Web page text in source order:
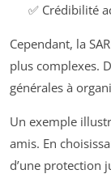
✅ Crédibilité
Cependant, la
plus complexes.
générales à
Un exemple
amis. En
d’une protection